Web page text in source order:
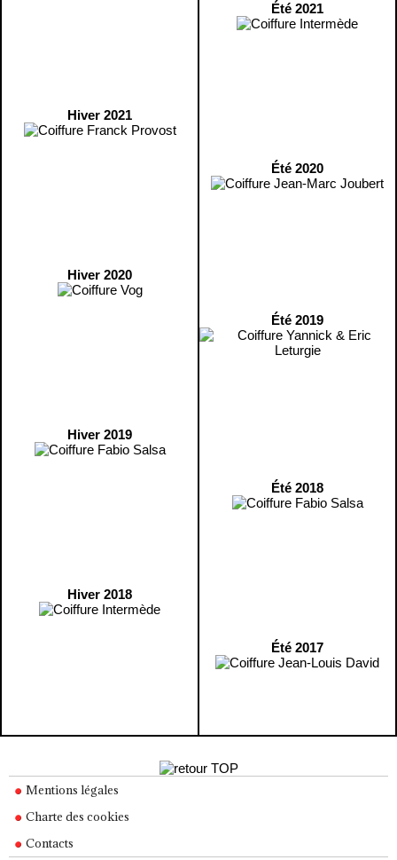
Hiver 2021
Hiver 2020
Hiver 2019
Hiver 2018
Été 2021
Été 2020
Été 2019
Été 2018
Été 2017
Mentions légales
Charte des cookies
Contacts